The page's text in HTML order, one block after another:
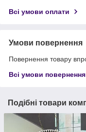
Всі умови оплати
Умови повернення
Повернення товару
Всі умови повернення
Подібні товари